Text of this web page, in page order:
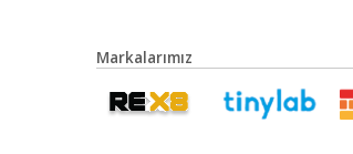
Markalarımız